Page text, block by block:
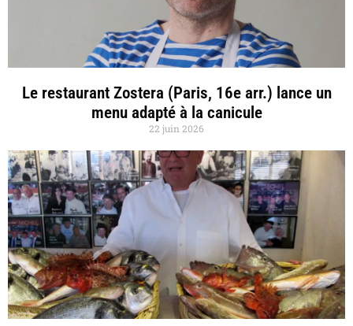
Le restaurant Zostera (Paris, 16e arr.) lance un
menu adapté à la canicule
22 juin 2026